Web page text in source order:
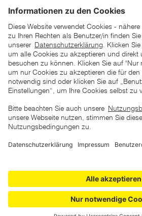
*der "statt"-Preis ist der niedrigste
Tagen vor Beginn dieser
unter den UVP Preisen auf
Copyright © 2026 ZGONC. Alle